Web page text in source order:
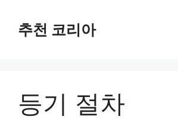
추천 코리아
등기 절차